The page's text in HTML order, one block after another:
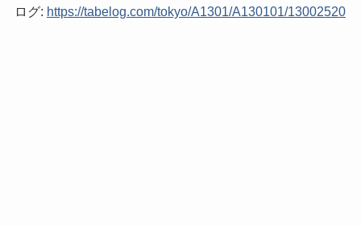
ログ: https://tabelog.com/tokyo/A1301/A130101/13002520